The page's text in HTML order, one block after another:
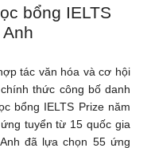
bổng IELTS
tác văn hóa và cơ hội
thức công bố danh
bổng IELTS Prize năm
tuyển từ 15 quốc gia
đã lựa chọn 55 ứng